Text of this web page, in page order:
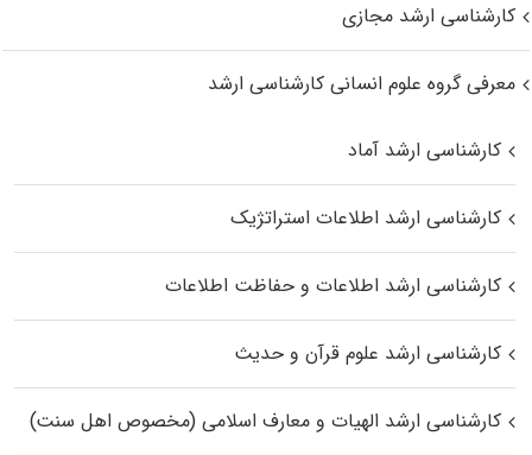
کارشناسی ارشد مجازی
معرفی گروه علوم انسانی کارشناسی ارشد
کارشناسی ارشد آماد
کارشناسی ارشد اطلاعات استراتژیک
کارشناسی ارشد اطلاعات و حفاظت اطلاعات
کارشناسی ارشد علوم قرآن و حدیث
کارشناسی ارشد الهیات و معارف اسلامی (مخصوص اهل سنت)